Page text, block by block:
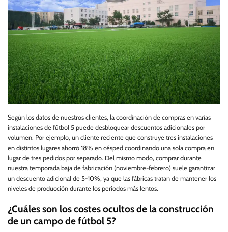
Según los datos de nuestros clientes, la coordinación de compras en varias
instalaciones de fútbol 5 puede desbloquear descuentos adicionales por
volumen. Por ejemplo, un cliente reciente que construye tres instalaciones
en distintos lugares ahorró 18% en césped coordinando una sola compra en
lugar de tres pedidos por separado. Del mismo modo, comprar durante
nuestra temporada baja de fabricación (noviembre-febrero) suele garantizar
un descuento adicional de 5-10%, ya que las fábricas tratan de mantener los
niveles de producción durante los periodos más lentos.
¿Cuáles son los costes ocultos de la construcción
de un campo de fútbol 5?